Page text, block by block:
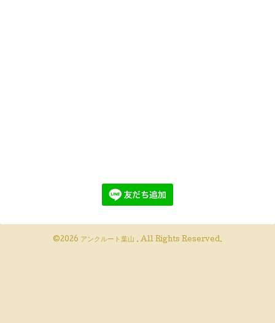
©2026 アンクルート葉山 . All Rights Reserved.